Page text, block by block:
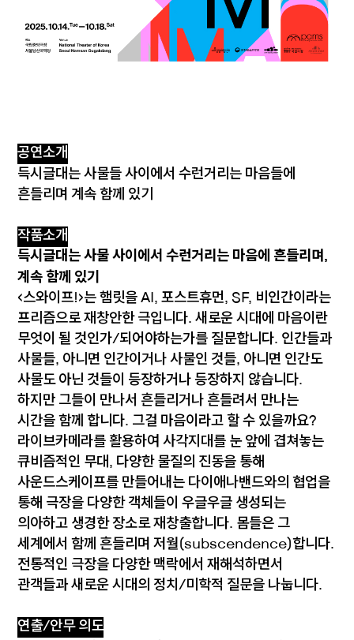
공연소개
득시글대는 사물들 사이에서 수런거리는 마음들에
흔들리며 계속 함께 있기
작품소개
득시글대는 사물 사이에서 수런거리는 마음에 흔들리며,
계속 함께 있기
<스와이프!>는 햄릿을 AI, 포스트휴먼, SF, 비인간이라는
프리즘으로 재창안한 극입니다. 새로운 시대에 마음이란
무엇이 될 것인가/되어야하는가를 질문합니다. 인간들과
사물들, 아니면 인간이거나 사물인 것들, 아니면 인간도
사물도 아닌 것들이 등장하거나 등장하지 않습니다.
하지만 그들이 만나서 흔들리거나 흔들려서 만나는
시간을 함께 합니다. 그걸 마음이라고 할 수 있을까요?
라이브카메라를 활용하여 사각지대를 눈 앞에 겹쳐놓는
큐비즘적인 무대, 다양한 물질의 진동을 통해
사운드스케이프를 만들어내는 다이애나밴드와의 협업을
통해 극장을 다양한 객체들이 우글우글 생성되는
의아하고 생경한 장소로 재창출합니다. 몸들은 그
세계에서 함께 흔들리며 저월(subscendence)합니다.
전통적인 극장을 다양한 맥락에서 재해석하면서
관객들과 새로운 시대의 정치/미학적 질문을 나눕니다.
연출/안무 의도